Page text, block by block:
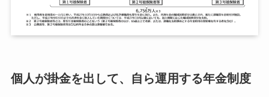
個人が掛金を出して、自ら運用する年金制度